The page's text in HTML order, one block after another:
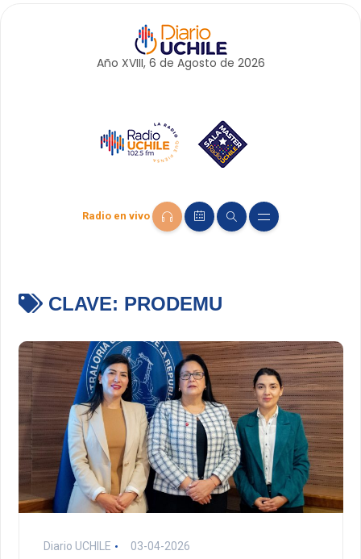
Año XVIII, 6 de Agosto de 2026
Radio en vivo
CLAVE: PRODEMU
Diario UCHILE 03-04-2026